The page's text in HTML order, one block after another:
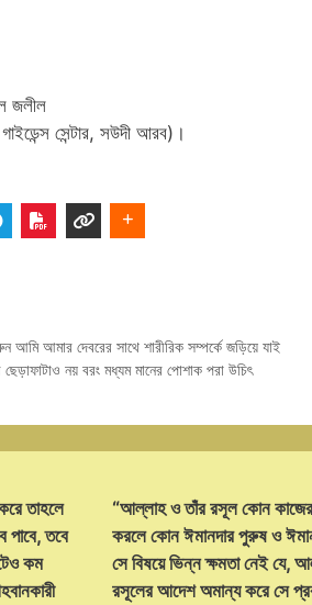
জলীল
সেন্টার, সউদী আরব)।
আমি আমার দেবরের সাথে শারীরিক সম্পর্কে জড়িয়ে যাই
নয় বরং মধ্যম মানের পোশাক পরা উচিৎ
তাহলে
পাবে, তবে
কম
“আল্লাহ ও তাঁর রসূল কোন
করলে কোন ঈমানদার পুরুষ ও
সে বিষয়ে ভিন্ন ক্ষমতা নেই যে,
রসূলের আদেশ অমান্য করে সে